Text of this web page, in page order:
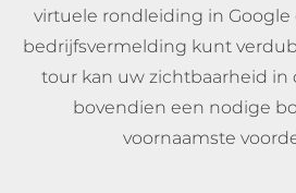
virtuele rondleiding in
bedrijfsvermelding kunt
tour kan uw zichtbaarheid in
bovendien een nodige
voornaamste